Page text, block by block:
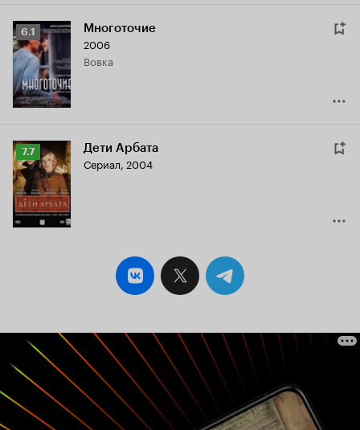
Рейтинг
Кинопоиска
6.1
6.1 Многоточие
2006
Вовка
Рейтинг
Кинопоиска
7.7
7.7 Дети Арбата
Сериал, 2004